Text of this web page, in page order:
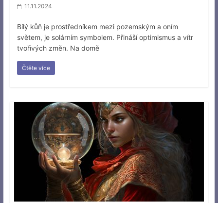
11.11.2024
Bílý kůň je prostředníkem mezi pozemským a oním
světem, je solárním symbolem. Přináší optimismus a vítr
tvořivých změn. Na domě
Čtěte více